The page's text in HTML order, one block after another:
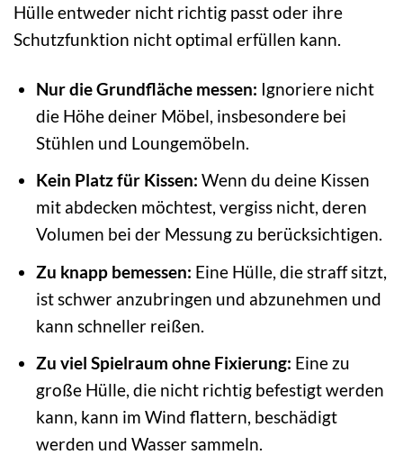
Hülle entweder nicht richtig passt oder ihre
Schutzfunktion nicht optimal erfüllen kann.
Nur die Grundfläche messen: Ignoriere nicht
die Höhe deiner Möbel, insbesondere bei
Stühlen und Loungemöbeln.
Kein Platz für Kissen: Wenn du deine Kissen
mit abdecken möchtest, vergiss nicht, deren
Volumen bei der Messung zu berücksichtigen.
Zu knapp bemessen: Eine Hülle, die straff sitzt,
ist schwer anzubringen und abzunehmen und
kann schneller reißen.
Zu viel Spielraum ohne Fixierung: Eine zu
große Hülle, die nicht richtig befestigt werden
kann, kann im Wind flattern, beschädigt
werden und Wasser sammeln.